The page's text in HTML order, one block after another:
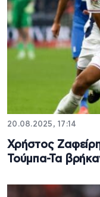
20.08.2025, 17:14
Χρήστος
Τούμπα-Τα